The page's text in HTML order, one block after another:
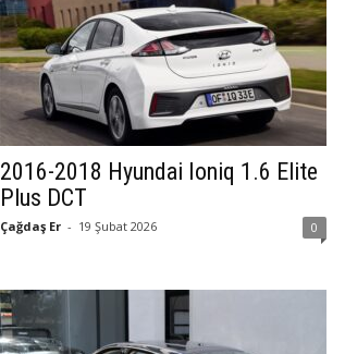
2016-2018 Hyundai Ioniq 1.6 Elite
Plus DCT
Çağdaş Er - 19 Şubat 2026 0